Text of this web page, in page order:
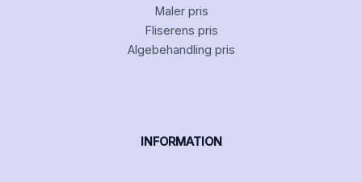
Maler pris
Fliserens pris
Algebehandling pris
INFORMATION